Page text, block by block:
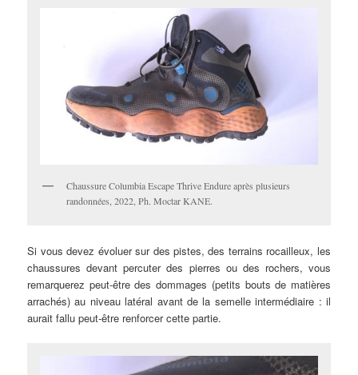
Chaussure Columbia Escape Thrive Endure après plusieurs
randonnées, 2022, Ph. Moctar KANE.
Si vous devez évoluer sur des pistes, des terrains rocailleux, les
chaussures devant percuter des pierres ou des rochers, vous
remarquerez peut-être des dommages (petits bouts de matières
arrachés) au niveau latéral avant de la semelle intermédiaire : il
aurait fallu peut-être renforcer cette partie.